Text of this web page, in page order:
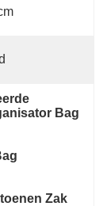
Bag
Zak